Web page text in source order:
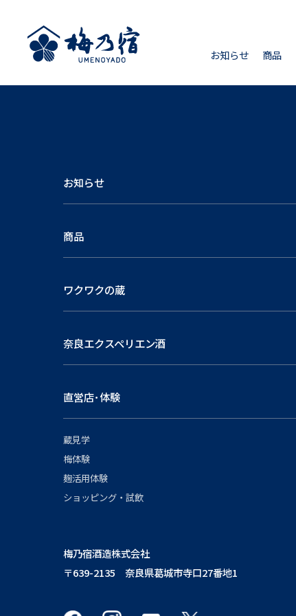
お知らせ 商品
お知らせ
商品
ワクワクの蔵
奈良エクスペリエン酒
直営店･体験
蔵見学
梅体験
麹活用体験
ショッピング・試飲
梅乃宿酒造株式会社
〒639-2135 奈良県葛城市寺口27番地1